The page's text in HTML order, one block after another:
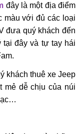
đây là một địa điểm
màu với đủ các loại
đưa quý khách đến
tại đây và tự tay hái
khách thuê xe Jeep
mẻ dễ chịu của núi